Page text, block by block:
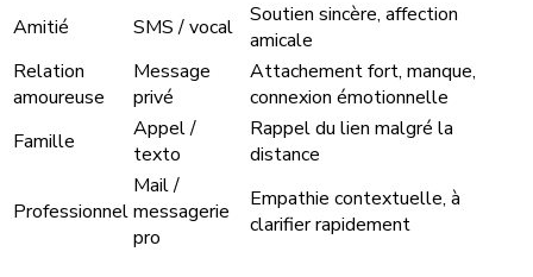
Amitié
SMS / vocal
Soutien sincère, affection
amicale
Relation
amoureuse
Message
privé
Attachement fort, manque,
connexion émotionnelle
Famille
Appel /
texto
Rappel du lien malgré la
distance
Professionnel
Mail /
messagerie
pro
Empathie contextuelle, à
clarifier rapidement